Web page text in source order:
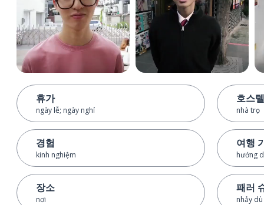
휴가
ngày lễ; ngày nghỉ
경험
kinh nghiệm
장소
nơi
호스텔
nhà trọ
여행
hướng
패러
nhảy dù